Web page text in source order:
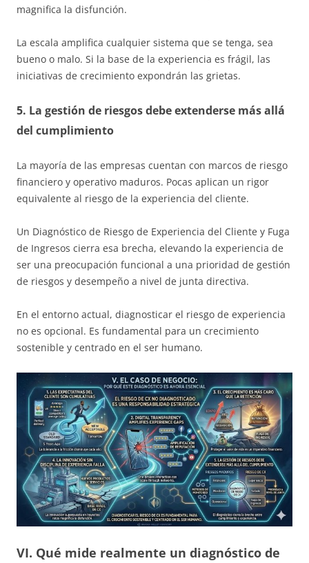
magnifica la disfunción.
La escala amplifica cualquier sistema que se tenga, sea
bueno o malo. Si la base de la experiencia es frágil, las
iniciativas de crecimiento expondrán las grietas.
5. La gestión de riesgos debe extenderse más allá
del cumplimiento
La mayoría de las empresas cuentan con marcos de riesgo
financiero y operativo maduros. Pocas aplican un rigor
equivalente al riesgo de la experiencia del cliente.
Un Diagnóstico de Riesgo de Experiencia del Cliente y Fuga
de Ingresos cierra esa brecha, elevando la experiencia de
ser una preocupación funcional a una prioridad de gestión
de riesgos y desempeño a nivel de junta directiva.
En el entorno actual, diagnosticar el riesgo de experiencia
no es opcional. Es fundamental para un crecimiento
sostenible y centrado en el ser humano.
VI. Qué mide realmente un diagnóstico de